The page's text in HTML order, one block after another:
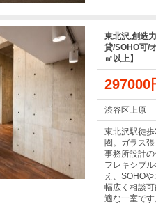
東北沢,創造
貸/SOHO可/
㎡以上】
渋谷区上原
東北沢駅徒
圏。ガラス
事務所設計
フレキシブ
え、SOHO
幅広く相談
適な一室で